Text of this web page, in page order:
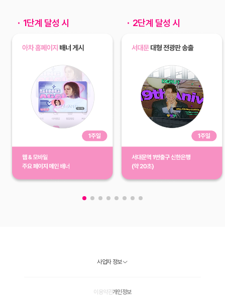
1단계 달성 시 2단계 달성 시
사업자 정보
이용약관개인정보